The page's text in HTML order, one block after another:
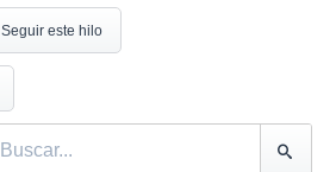
Seguir este hilo